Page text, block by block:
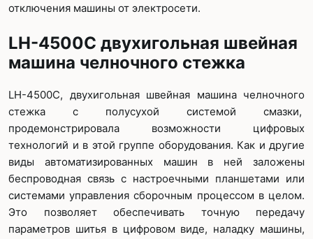
отключения машины от электросети.
LH-4500C двухигольная швейная
машина челночного стежка
LH-4500C, двухигольная швейная машина челночного
стежка с полусухой системой смазки,
продемонстрировала возможности цифровых
технологий и в этой группе оборудования. Как и другие
виды автоматизированных машин в ней заложены
беспроводная связь с настроечными планшетами или
системами управления сборочным процессом в целом.
Это позволяет обеспечивать точную передачу
параметров шитья в цифровом виде, наладку машины,